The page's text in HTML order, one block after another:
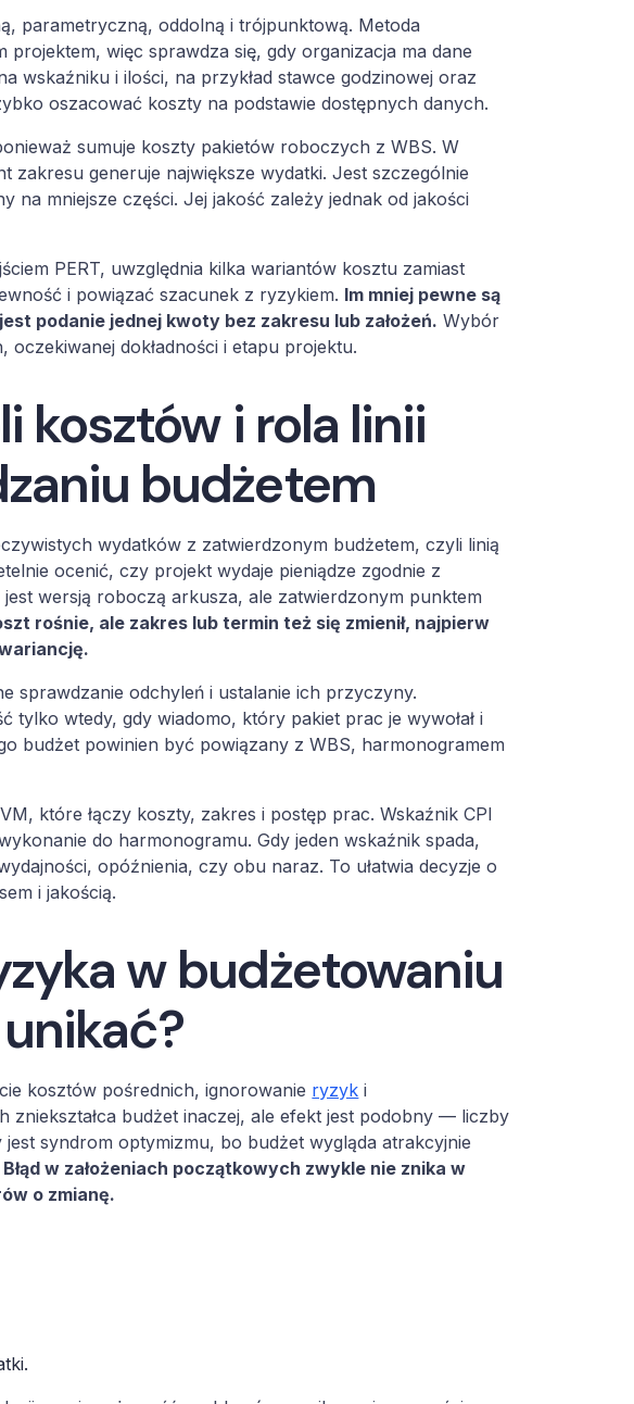
parametryczną, oddolną i trójpunktową. Metoda
więc sprawdza się, gdy organizacja ma dane
wskaźniku i ilości, na przykład stawce godzinowej oraz
oszacować koszty na podstawie dostępnych danych.
sumuje koszty pakietów roboczych z WBS. W
generuje największe wydatki. Jest szczególnie
na mniejsze części. Jej jakość zależy jednak od jakości
PERT, uwzględnia kilka wariantów kosztu zamiast
i powiązać szacunek z ryzykiem. Im mniej pewne są
podanie jednej kwoty bez zakresu lub założeń. Wybór
dokładności i etapu projektu.
kosztów i rola linii
budżetem
wydatków z zatwierdzonym budżetem, czyli linią
ocenić, czy projekt wydaje pieniądze zgodnie z
wersją roboczą arkusza, ale zatwierdzonym punktem
rośnie, ale zakres lub termin też się zmienił, najpierw
sprawdzanie odchyleń i ustalanie ich przyczyny.
wtedy, gdy wiadomo, który pakiet prac je wywołał i
budżet powinien być powiązany z WBS, harmonogramem
które łączy koszty, zakres i postęp prac. Wskaźnik CPI
do harmonogramu. Gdy jeden wskaźnik spada,
opóźnienia, czy obu naraz. To ułatwia decyzje o
i jakością.
w budżetowaniu
kosztów pośrednich, ignorowanie ryzyk i
budżet inaczej, ale efekt jest podobny — liczby
syndrom optymizmu, bo budżet wygląda atrakcyjnie
Błąd w założeniach początkowych zwykle nie znika w
o zmianę.